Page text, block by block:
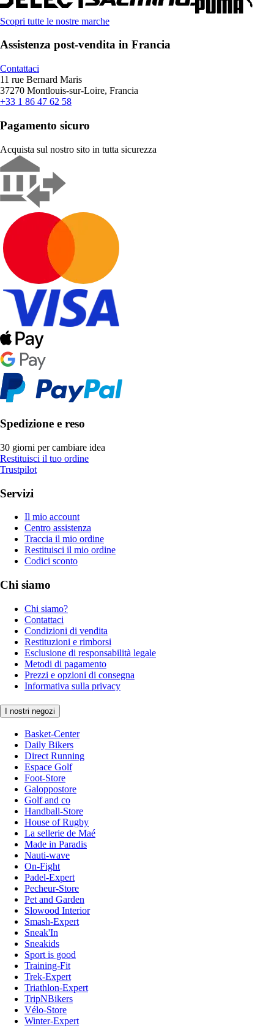
Scopri tutte le nostre marche
Assistenza post-vendita in Francia
Contattaci
11 rue Bernard Maris
37270 Montlouis-sur-Loire, Francia
+33 1 86 47 62 58
Pagamento sicuro
Acquista sul nostro sito in tutta sicurezza
Spedizione e reso
30 giorni per cambiare idea
Restituisci il tuo ordine
Trustpilot
Servizi
Il mio account
Centro assistenza
Traccia il mio ordine
Restituisci il mio ordine
Codici sconto
Chi siamo
Chi siamo?
Contattaci
Condizioni di vendita
Restituzioni e rimborsi
Esclusione di responsabilità legale
Metodi di pagamento
Prezzi e opzioni di consegna
Informativa sulla privacy
I nostri negozi
Basket-Center
Daily Bikers
Direct Running
Espace Golf
Foot-Store
Galoppostore
Golf and co
Handball-Store
House of Rugby
La sellerie de Maé
Made in Paradis
Nauti-wave
On-Fight
Padel-Expert
Pecheur-Store
Pet and Garden
Slowood Interior
Smash-Expert
Sneak'In
Sneakids
Sport is good
Training-Fit
Trek-Expert
Triathlon-Expert
TripNBikers
Vélo-Store
Winter-Expert